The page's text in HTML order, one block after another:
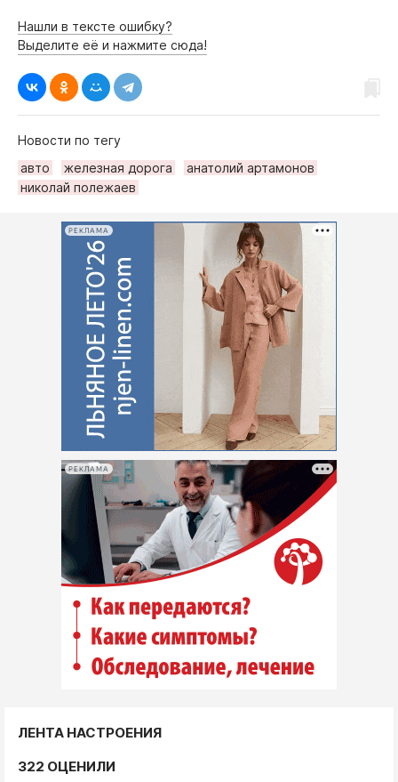
Нашли в тексте ошибку?
Выделите её и нажмите сюда!
Новости по тегу
авто
железная дорога
анатолий артамонов
николай полежаев
РЕКЛАМА
РЕКЛАМА
ЛЕНТА НАСТРОЕНИЯ
322 ОЦЕНИЛИ